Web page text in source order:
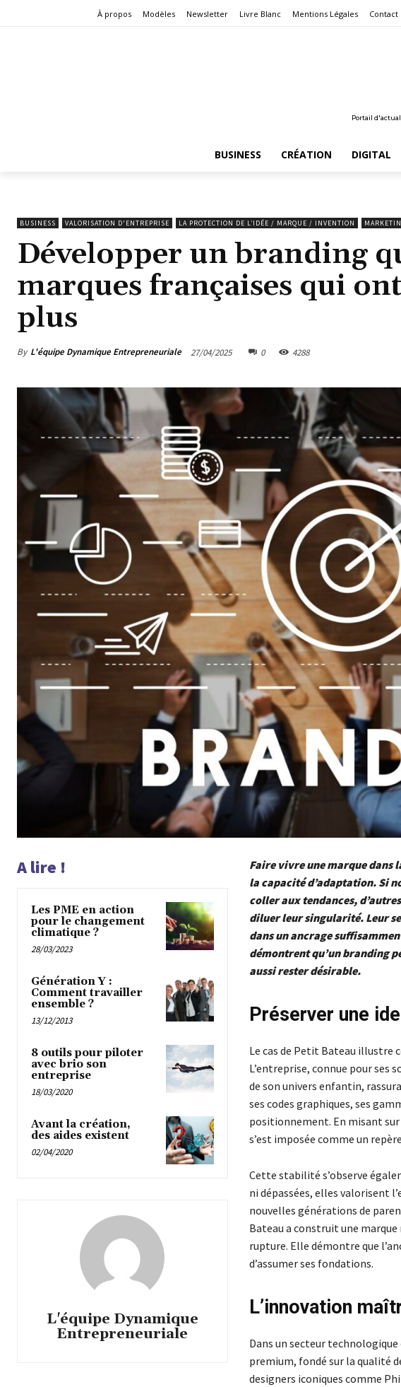
À propos Modèles Newsletter Livre Blanc Mentions Légales Contact
Portail
BUSINESS CRÉATION DIGITAL
BUSINESS VALORISATION D'ENTREPRISE LA PROTECTION DE L’IDÉE / MARQUE / INVENTION
Développer un branding
marques françaises qui
plus
By L'équipe Dynamique Entrepreneuriale 27/04/2025 0 4288
A lire !
Les PME en action
pour le changement
climatique ?
28/03/2023
Génération Y :
Comment travailler
ensemble ?
13/12/2013
8 outils pour piloter
avec brio son
entreprise
18/03/2020
Avant la création,
des aides existent
02/04/2020
L'équipe Dynamique
Entrepreneuriale
Faire vivre une marque dans
la capacité d’adaptation. Si
coller aux tendances,
diluer leur singularité. Leur
dans un ancrage
démontrent qu’un branding
aussi rester désirable.
Préserver une
Le cas de Petit Bateau illustre
L’entreprise, connue pour ses
de son univers enfantin,
ses codes graphiques, ses
positionnement. En misant
s’est imposée comme un
Cette stabilité s’observe
ni dépassées, elles valorisent
nouvelles générations de
Bateau a construit une
rupture. Elle démontre que
d’assumer ses fondations.
L’innovation
Dans un secteur technologique
premium, fondé sur la qualité
designers iconiques comme